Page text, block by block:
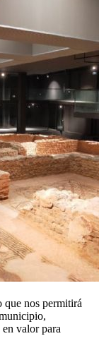
que nos permitirá
valor para